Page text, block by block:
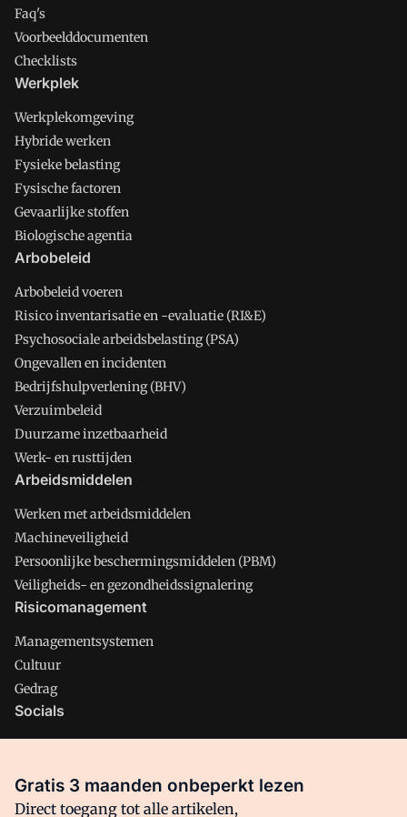
Faq's
Voorbeelddocumenten
Checklists
Werkplek
Werkplekomgeving
Hybride werken
Fysieke belasting
Fysische factoren
Gevaarlijke stoffen
Biologische agentia
Arbobeleid
Arbobeleid voeren
Risico inventarisatie en -evaluatie (RI&E)
Psychosociale arbeidsbelasting (PSA)
Ongevallen en incidenten
Bedrijfshulpverlening (BHV)
Verzuimbeleid
Duurzame inzetbaarheid
Werk- en rusttijden
Arbeidsmiddelen
Werken met arbeidsmiddelen
Machineveiligheid
Persoonlijke beschermingsmiddelen (PBM)
Veiligheids- en gezondheidssignalering
Risicomanagement
Managementsystemen
Cultuur
Gedrag
Socials
Facebook
Gratis 3 maanden onbeperkt lezen
Direct toegang tot alle artikelen,